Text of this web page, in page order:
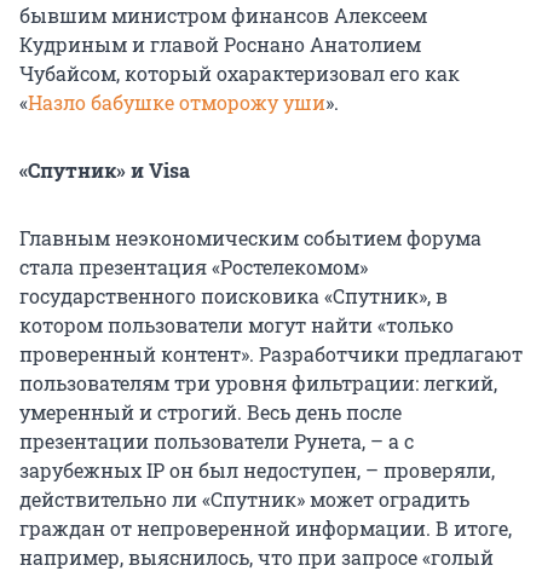
бывшим министром финансов Алексеем
Кудриным и главой Роснано Анатолием
Чубайсом, который охарактеризовал его как
«Назло бабушке отморожу уши».
«Спутник» и Visa
Главным неэкономическим событием форума
стала презентация «Ростелекомом»
государственного поисковика «Спутник», в
котором пользователи могут найти «только
проверенный контент». Разработчики предлагают
пользователям три уровня фильтрации: легкий,
умеренный и строгий. Весь день после
презентации пользователи Рунета, – а с
зарубежных IP он был недоступен, – проверяли,
действительно ли «Спутник» может оградить
граждан от непроверенной информации. В итоге,
например, выяснилось, что при запросе «голый